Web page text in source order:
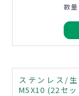
数量
ステンレス/
M5X10 (22セッ